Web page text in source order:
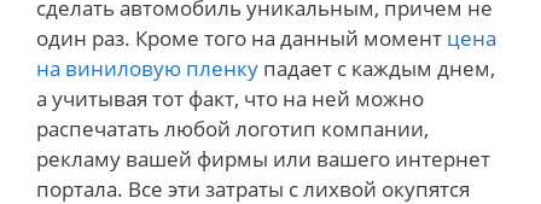
сделать автомобиль уникальным, причем не
один раз. Кроме того на данный момент цена
на виниловую пленку падает с каждым днем,
а учитывая тот факт, что на ней можно
распечатать любой логотип компании,
рекламу вашей фирмы или вашего интернет
портала. Все эти затраты с лихвой окупятся